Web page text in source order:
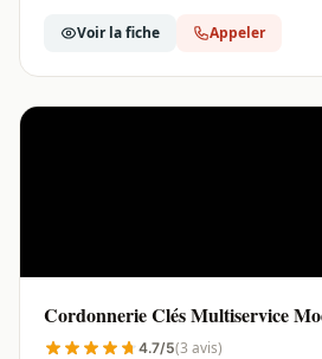
Voir la fiche Appeler
Cordonnerie Clés Multiservice
- 47200
4.7/5(3 avis)